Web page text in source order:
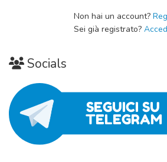
Non hai un account?
Sei già registrato?
Socials